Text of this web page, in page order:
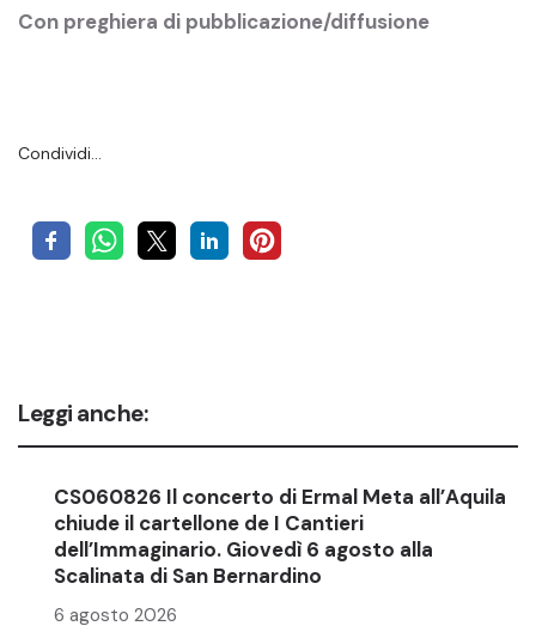
Con preghiera di pubblicazione/diffusione
Condividi…
Leggi anche:
CS060826 Il concerto di Ermal Meta all’Aquila
chiude il cartellone de I Cantieri
dell’Immaginario. Giovedì 6 agosto alla
Scalinata di San Bernardino
6 agosto 2026